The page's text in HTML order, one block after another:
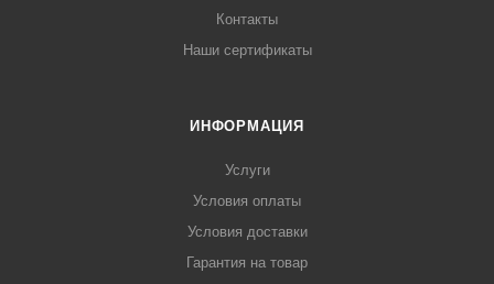
Контакты
Наши сертификаты
ИНФОРМАЦИЯ
Услуги
Условия оплаты
Условия доставки
Гарантия на товар